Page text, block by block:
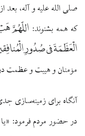
صلی الله علیه و آله، بعد
که همه بشنوند:اللّهُمَّ
الْعَظَمَةَ فی صُدُورِ
مؤمنان و هیبت و عظمت در
آنگاه برای زمینه‌سازی
در حضور مردم فرمود: